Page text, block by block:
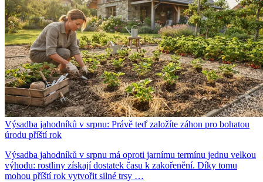
Výsadba jahodníků v srpnu: Právě teď založíte záhon pro bohatou
úrodu příští rok
Výsadba jahodníků v srpnu má oproti jarnímu termínu jednu velkou
výhodu: rostliny získají dostatek času k zakořenění. Díky tomu
mohou příští rok vytvořit silné trsy …